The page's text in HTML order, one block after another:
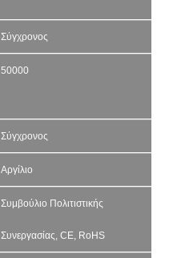
Σύγχρονος
50000
Σύγχρονος
Αργίλιο
Συμβούλιο Πολιτιστικής
Συνεργασίας, CE, RoHS